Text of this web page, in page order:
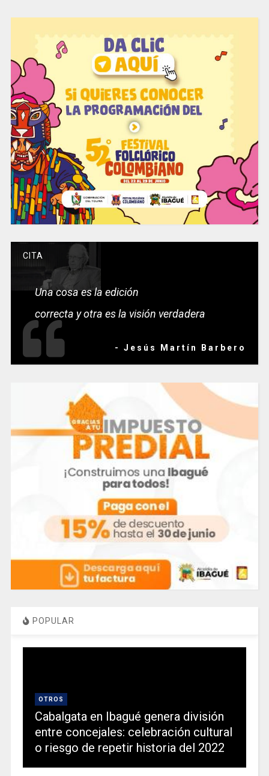
CITA
Una cosa es la edición
correcta y otra es la visión verdadera
- Jesús Martín Barbero
POPULAR
OTROS
Cabalgata en Ibagué genera división
entre concejales: celebración cultural
o riesgo de repetir historia del 2022